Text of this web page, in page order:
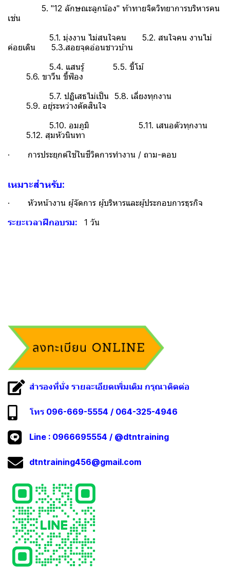
5. "12 ลักษณะลูกน้อง" ท้าทายจิตวิทยาการบริหารคน
เช่น
5.1. มุ่งงาน ไม่สนใจคน 5.2. สนใจคน งานไม่
ค่อยเดิน 5.3.สอยจุดอ่อนชาวบ้าน
5.4. แสนรู้ 5.5. ขี้โม้
5.6. ขาวีน ขี้ฟ้อง
5.7. ปฏิเสธไม่เป็น 5.8. เลี่ยงทุกงาน
5.9. อยู่ระหว่างตัดสินใจ
5.10. อมภูมิ 5.11. เสนอตัวทุกงาน
5.12. สุมหัวนินทา
· การประยุกต์ใช้ในชีวิตการทำงาน / ถาม-ตอบ
เหมาะสำหรับ:
· หัวหน้างาน ผู้จัดการ ผู้บริหารและผู้ประกอบการธุรกิจ
ระยะเวลาฝึกอบรม:
1 วัน
สำรองที่นั่ง รายละเอียดเพิ่มเติม กรุณาติดต่อ
โทร 096-669-5554 / 064-325-4946
Line : 0966695554 / @dtntraining
dtntraining456@gmail.com